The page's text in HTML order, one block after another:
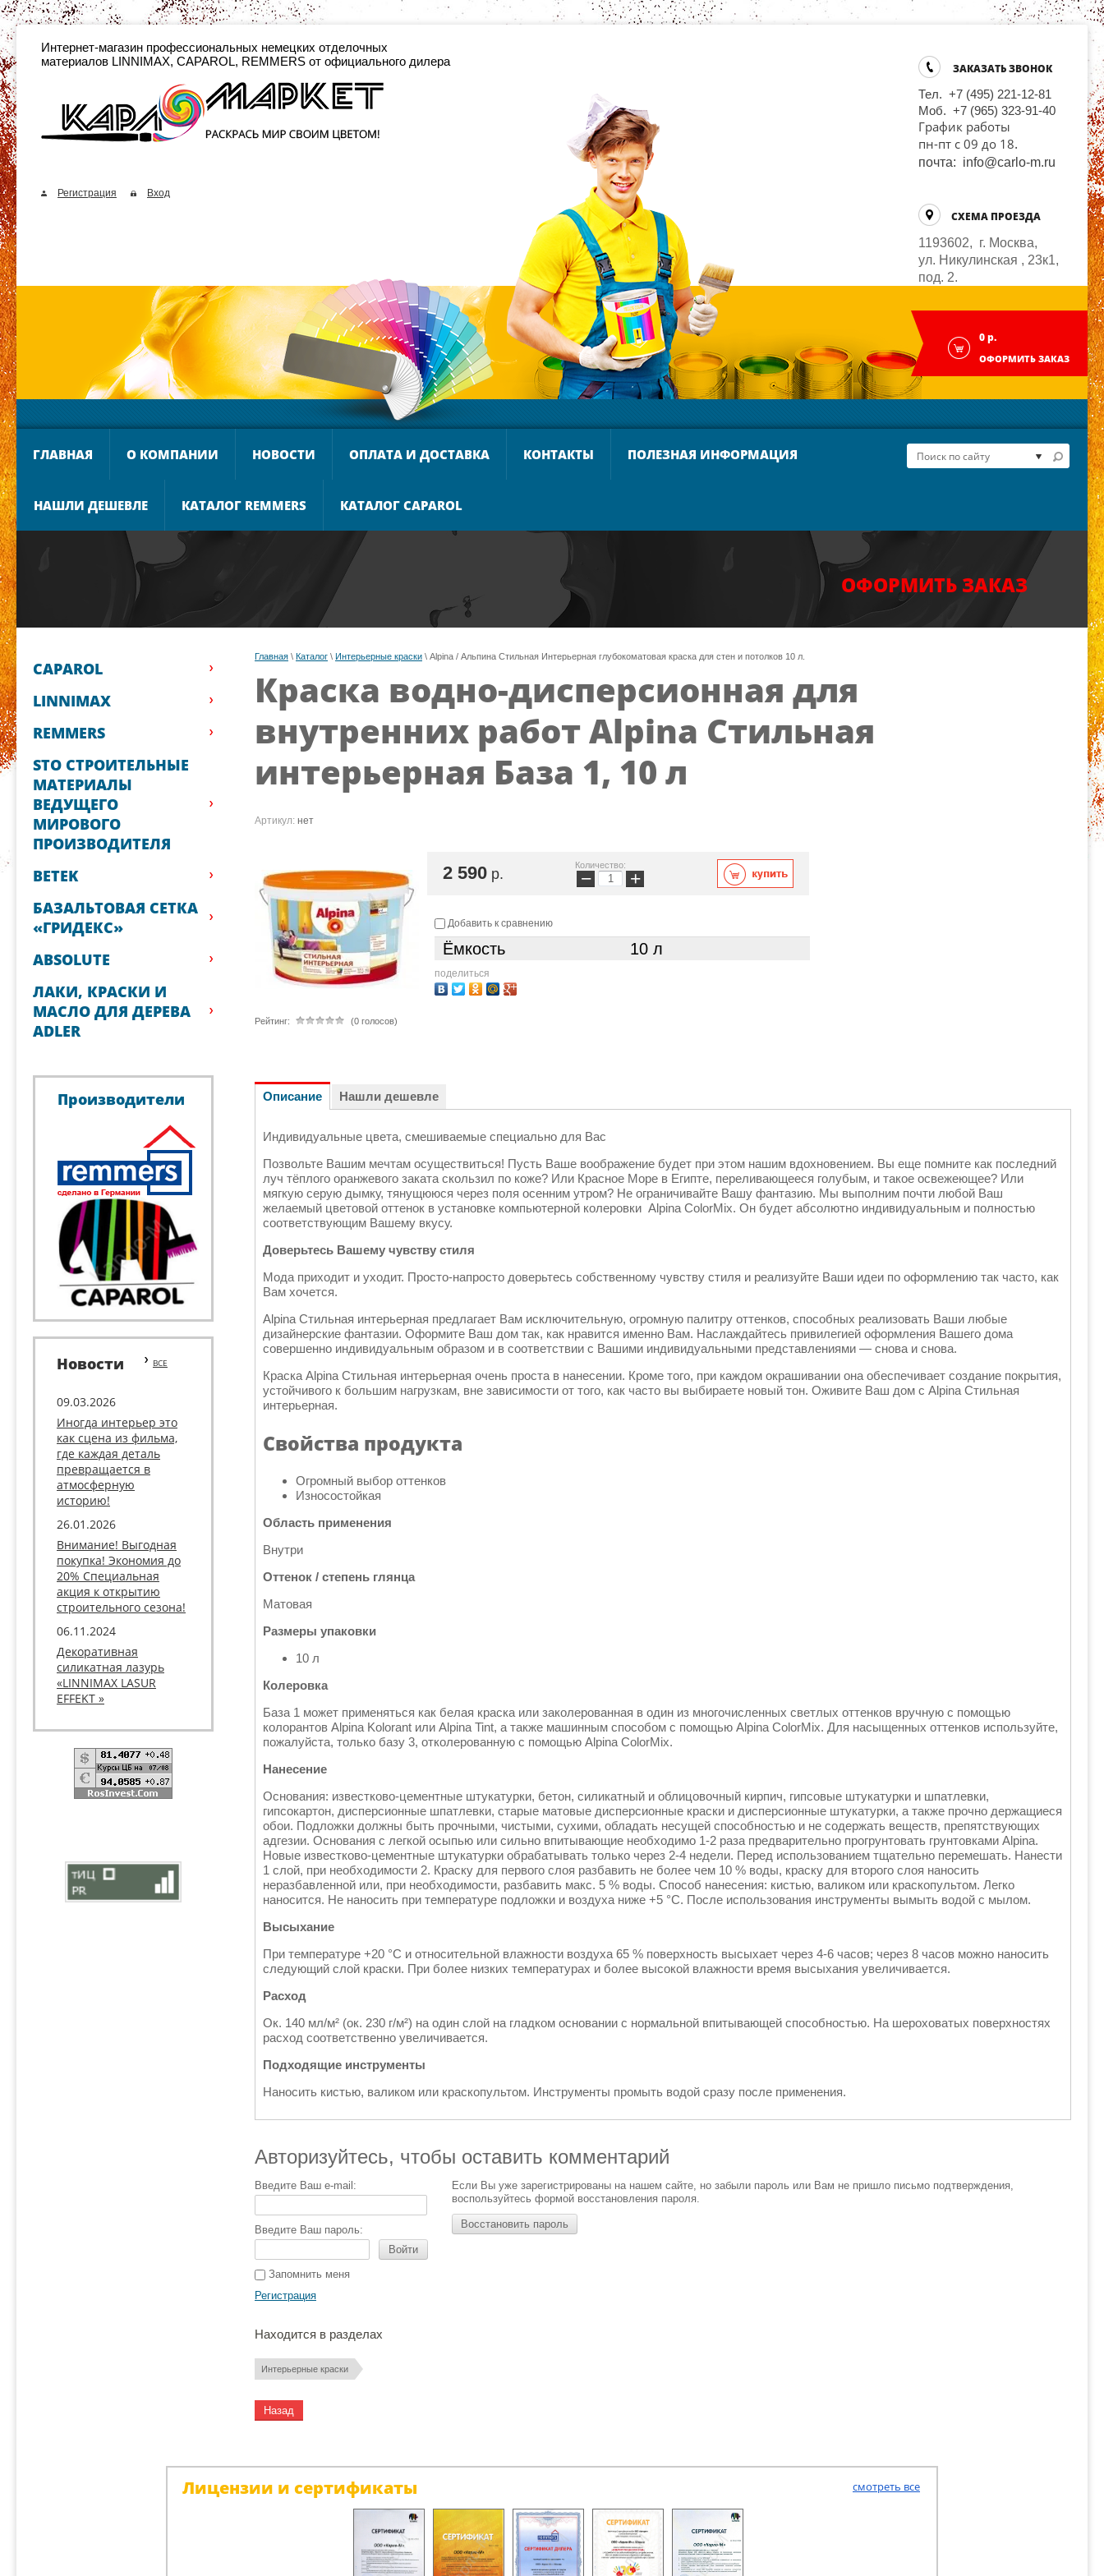
Интернет-магазин профессиональных немецких отделочных
материалов LINNIMAX, CAPAROL, REMMERS от официального дилера
Регистрация Вход
ЗАКАЗАТЬ ЗВОНОК
Тел. +7 (495) 221-12-81
Моб. +7 (965) 323-91-40
График работы
пн-пт с 09 до 18.
почта: info@carlo-m.ru
СХЕМА ПРОЕЗДА
1193602, г. Москва,
ул. Никулинская , 23к1,
под. 2.
0 р.
ОФОРМИТЬ ЗАКАЗ
ГЛАВНАЯ О КОМПАНИИ НОВОСТИ ОПЛАТА И ДОСТАВКА КОНТАКТЫ ПОЛЕЗНАЯ ИНФОРМАЦИЯ
НАШЛИ ДЕШЕВЛЕ КАТАЛОГ REMMERS КАТАЛОГ CAPAROL
ОФОРМИТЬ ЗАКАЗ
CAPAROL
LINNIMAX
REMMERS
STO СТРОИТЕЛЬНЫЕ
МАТЕРИАЛЫ
ВЕДУЩЕГО
МИРОВОГО
ПРОИЗВОДИТЕЛЯ
BETEK
БАЗАЛЬТОВАЯ СЕТКА
«ГРИДЕКС»
ABSOLUTE
ЛАКИ, КРАСКИ И
МАСЛО ДЛЯ ДЕРЕВА
ADLER
Производители
Новости ВСЕ
09.03.2026
Иногда интерьер это
как сцена из фильма,
где каждая деталь
превращается в
атмосферную
историю!
26.01.2026
Внимание! Выгодная
покупка! Экономия до
20% Специальная
акция к открытию
строительного сезона!
06.11.2024
Декоративная
силикатная лазурь
«LINNIMAX LASUR
EFFEKT »
Главная \ Каталог \ Интерьерные краски \ Alpina / Альпина Стильная Интерьерная глубокоматовая краска для стен и потолков 10 л.
Краска водно-дисперсионная для
внутренних работ Alpina Стильная
интерьерная База 1, 10 л
Артикул: нет
Рейтинг: (0 голосов)
2 590 р.
Количество:
− +
Добавить к сравнению
Ёмкость 10 л
поделиться
Описание Нашли дешевле
Индивидуальные цветa, смешиваемые специально для Вас
Позвольте Вашим мечтам осуществиться! Пусть Ваше воображение будет при этом нашим вдохновением. Вы еще помните как последний
луч тёплого оранжевого заката скользил по коже? Или Красное Море в Египте, переливающееся голубым, и такое освежеющее? Или
мягкую серую дымку, тянущююся через поля осенним утром? Не ограничивайте Вашу фантазию. Мы выполним почти любой Ваш
желаемый цветовой оттенок в установке компьютерной колеровки Alpina ColorMix. Он будет абсолютно индивидуальным и полностью
соответствующим Вашему вкусу.
Доверьтесь Вашему чувству стиля
Мода приходит и уходит. Просто-напросто доверьтесь собственному чувству стиля и реализуйте Ваши идеи по оформлению так часто, как
Вам хочется.
Alpina Стильная интерьерная предлагает Вам исключительную, огромную палитру оттенков, способных реализовать Ваши любые
дизайнерские фантазии. Оформите Ваш дом так, как нравится именно Вам. Наслаждайтесь привилегией оформления Вашего дома
совершенно индивидуальным образом и в соответствии с Вашими индивидуальными представлениями — снова и снова.
Краска Alpina Стильная интерьерная очень проста в нанесении. Кроме того, при каждом окрашивании она обеспечивает создание покрытия,
устойчивого к большим нагрузкам, вне зависимости от того, как часто вы выбираете новый тон. Оживите Ваш дом с Alpina Стильная
интерьерная.
Свойства продукта
Огромный выбор оттенков
Износостойкая
Область применения
Bнутри
Оттенок / степень глянца
Матовая
Размеры упаковки
10 л
Колеровка
База 1 может применяться как белая краска или заколерованная в один из многочисленных светлых оттенков вручную с помощью
колорантов Alpina Kolorant или Alpina Tint, а также машинным способом с помощью Alpina ColorMix. Для насыщенных оттенков используйте,
пожалуйста, только базу 3, отколерованную с помощью Alpina ColorMix.
Нанесение
Основания: известково-цементные штукатурки, бетон, силикатный и облицовочный кирпич, гипсовые штукатурки и шпатлевки,
гипсокартон, дисперсионные шпатлевки, старые матовые дисперсионные краски и дисперсионные штукатурки, а также прочно держащиеся
обои. Подложки должны быть прочными, чистыми, сухими, обладать несущей способностью и не содержать веществ, препятствующих
адгезии. Основания с легкой осыпью или сильно впитывающие необходимо 1-2 раза предварительно прогрунтовать грунтовками Alpina.
Новые известково-цементные штукатурки обрабатывать только через 2-4 недели. Перед использованием тщательно перемешать. Нанести
1 слой, при необходимости 2. Краску для первого слоя разбавить не более чем 10 % воды, краску для второго слоя наносить
неразбавленной или, при необходимости, разбавить макс. 5 % воды. Способ нанесения: кистью, валиком или краскопультом. Легко
наносится. Не наносить при температуре подложки и воздуха ниже +5 °C. После использования инструменты вымыть водой с мылом.
Высыхание
При температуре +20 °C и относительной влажности воздуха 65 % поверхность высыхает через 4-6 часов; через 8 часов можно наносить
следующий слой краски. При более низких температурах и более высокой влажности время высыхания увеличивается.
Расход
Ок. 140 мл/м² (ок. 230 г/м²) на один слой на гладком основании с нормальной впитывающей способностью. На шероховатых поверхностях
расход соответственно увеличивается.
Подходящие инструменты
Наносить кистью, валиком или краскопультом. Инструменты промыть водой сразу после применения.
Авторизуйтесь, чтобы оставить комментарий
Введите Ваш e-mail:
Введите Ваш пароль:
Войти
Запомнить меня
Регистрация
Если Вы уже зарегистрированы на нашем сайте, но забыли пароль или Вам не пришло письмо подтверждения,
воспользуйтесь формой восстановления пароля.
Восстановить пароль
Находится в разделах
Интерьерные краски
Назад
Лицензии и сертификаты смотреть все